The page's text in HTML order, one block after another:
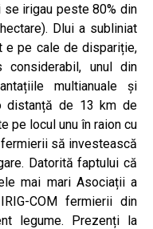
irigau peste 80% din
Dlui a subliniat
e pe cale de dispariție,
considerabil, unul din
multianuale și
distanță de 13 km de
pe locul unu în raion cu
să investească
Datorită faptului că
mai mari Asociații a
COM fermierii din
legume. Prezenți la